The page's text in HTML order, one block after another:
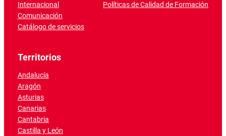
Internacional
Comunicación
Catálogo de servicios
Políticas de Calidad de Formación
Territorios
Andalucía
Aragón
Asturias
Canarias
Cantabria
Castilla y León